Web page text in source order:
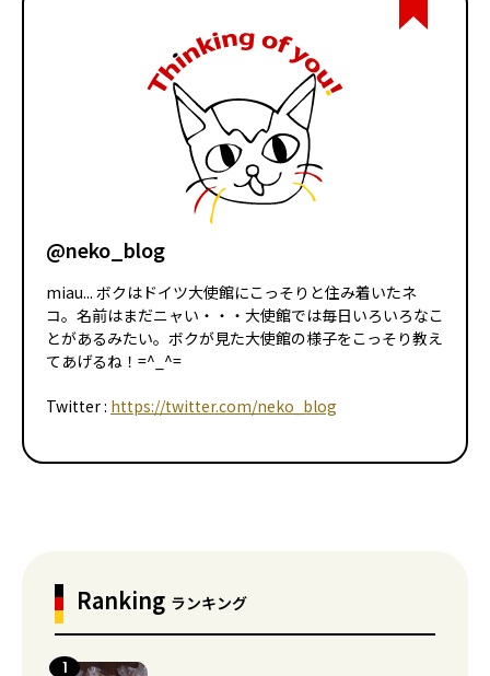
@neko_blog
miau... ボクはドイツ大使館にこっそりと住み着いたネ
コ。名前はまだニャい・・・大使館では毎日いろいろなこ
とがあるみたい。ボクが見た大使館の様子をこっそり教え
てあげるね！=^_^=
Twitter : https://twitter.com/neko_blog
Ranking ランキング